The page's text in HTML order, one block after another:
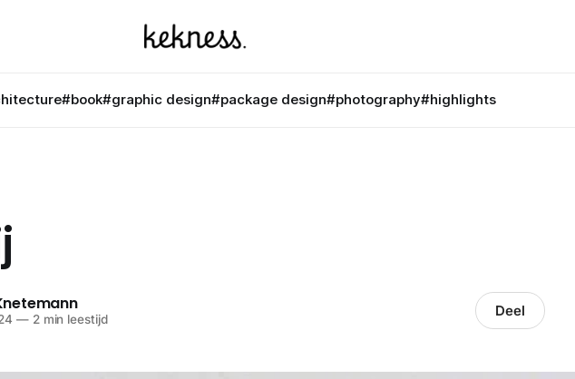
#book#graphic design#package design#photography#highlights
—2 min leestijd Deel